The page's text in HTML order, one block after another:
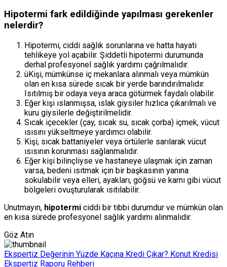
Hipotermi fark edildiğinde yapılması gerekenler
nelerdir?
Hipotermi, ciddi sağlık sorunlarına ve hatta hayati
tehlikeye yol açabilir. Şiddetli hipotermi durumunda
derhal profesyonel sağlık yardımı çağrılmalıdır.
üKişi, mümkünse iç mekanlara alınmalı veya mümkün
olan en kısa sürede sıcak bir yerde barındırılmalıdır.
Isıtılmış bir odaya veya araca götürmek faydalı olabilir.
Eğer kişi ıslanmışsa, ıslak giysiler hızlıca çıkarılmalı ve
kuru giysilerle değiştirilmelidir.
Sıcak içecekler (çay, sıcak su, sıcak çorba) içmek, vücut
ısısını yükseltmeye yardımcı olabilir.
Kişi, sıcak battaniyeler veya örtülerle sarılarak vücut
ısısının korunması sağlanmalıdır.
Eğer kişi bilinçliyse ve hastaneye ulaşmak için zaman
varsa, bedeni ısıtmak için bir başkasının yanına
sokulabilir veya elleri, ayakları, göğsü ve karnı gibi vücut
bölgeleri ovuşturularak ısıtılabilir.
Unutmayın, hipotermi ciddi bir tıbbi durumdur ve mümkün olan
en kısa sürede profesyonel sağlık yardımı alınmalıdır.
Göz Atın
Ekspertiz Değerinin Yüzde Kaçına Kredi Çıkar? Konut Kredisi
Ekspertiz Raporu Rehberi